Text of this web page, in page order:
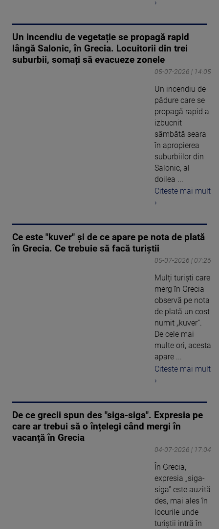
›
Un incendiu de vegetație se propagă rapid
lângă Salonic, în Grecia. Locuitorii din trei
suburbii, somați să evacueze zonele
05-07-2026 | 14:05
Un incendiu de
pădure care se
propagă rapid a
izbucnit
sâmbătă seara
în apropierea
suburbiilor din
Salonic, al
doilea ...
Citeste mai mult
›
Ce este "kuver" și de ce apare pe nota de plată
în Grecia. Ce trebuie să facă turiștii
05-07-2026 | 07:26
Mulți turiști care
merg în Grecia
observă pe nota
de plată un cost
numit „kuver”.
De cele mai
multe ori, acesta
apare ...
Citeste mai mult
›
De ce grecii spun des "siga-siga". Expresia pe
care ar trebui să o înțelegi când mergi în
vacanță în Grecia
04-07-2026 | 17:04
În Grecia,
expresia „siga-
siga” este auzită
des, mai ales în
locurile unde
turiștii intră în